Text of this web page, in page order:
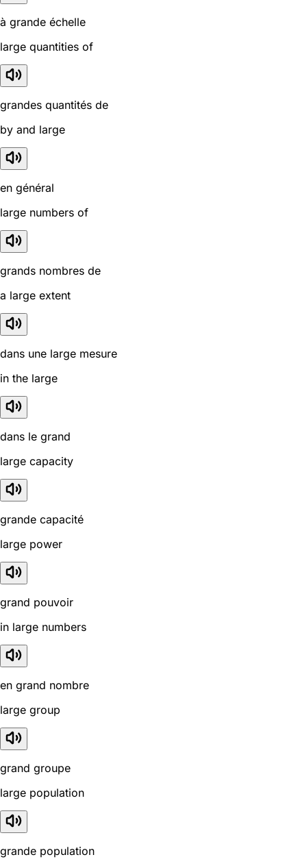
à grande échelle
large quantities of
grandes quantités de
by and large
en général
large numbers of
grands nombres de
a large extent
dans une large mesure
in the large
dans le grand
large capacity
grande capacité
large power
grand pouvoir
in large numbers
en grand nombre
large group
grand groupe
large population
grande population